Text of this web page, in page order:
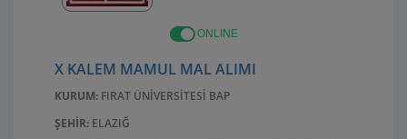
ONLINE
X KALEM MAMUL MAL ALIMI
KURUM: FIRAT ÜNIVERSITESI BAP
ŞEHIR: ELAZIĞ